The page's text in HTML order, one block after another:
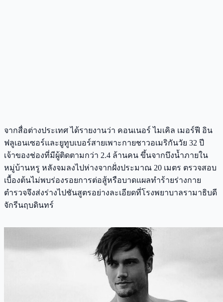
จากสื่อต่างประเทศ ได้รายงานว่า คอนเนอร์ ไมเคิล เมอร์ฟี อิน
ฟลูเอนเซอร์และยูทูบเบอร์สายเพาะกายชาวอเมริกันวัย 32 ปี
เจ้าของช่องที่มีผู้ติดตามกว่า 2.4 ล้านคน ขึ้นจากบึงน้ำภายใน
หมู่บ้านหรู หลังจมลงไปห่างจากฝั่งประมาณ 20 เมตร ตรวจสอบ
เบื้องต้นไม่พบร่องรอยการต่อสู้หรือบาดแผลทำร้ายร่างกาย
ตำรวจจึงส่งร่างไปชันสูตรอย่างละเอียดที่โรงพยาบาลรามาธิบดี
จักรีนฤบดินทร์